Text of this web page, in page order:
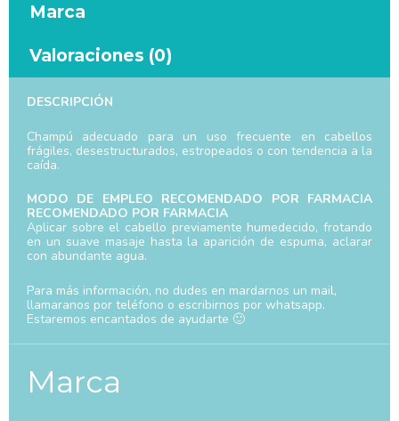
Marca
Valoraciones (0)
DESCRIPCIÓN
Champú adecuado para un uso frecuente en cabellos
frágiles, desestructurados, estropeados o con tendencia a la
caída.
MODO DE EMPLEO RECOMENDADO POR FARMACIA
RECOMENDADO POR FARMACIA
Aplicar sobre el cabello previamente humedecido, frotando
en un suave masaje hasta la aparición de espuma, aclarar
con abundante agua.
Para más información, no dudes en mardarnos un mail,
llamaranos por teléfono o escribirnos por whatsapp.
Estaremos encantados de ayudarte 🙂
Marca